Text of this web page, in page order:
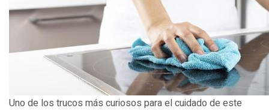
Uno de los trucos más curiosos para el cuidado de este